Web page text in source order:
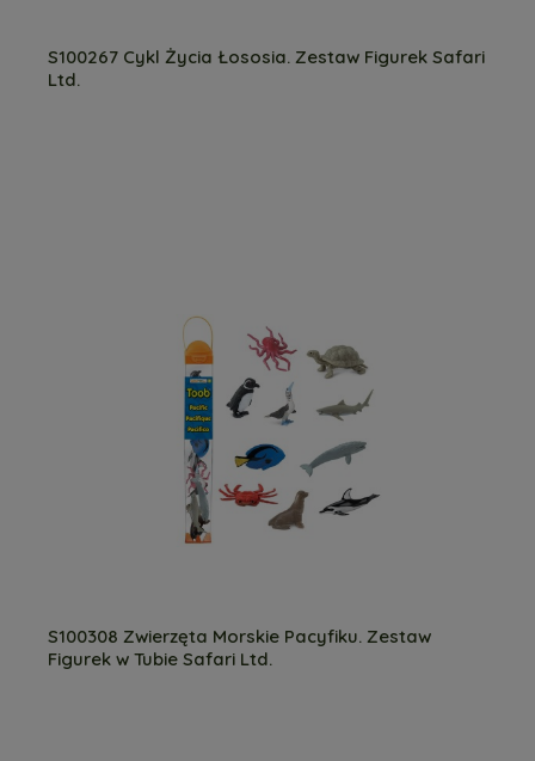
S100267 Cykl Życia Łososia. Zestaw Figurek Safari
Ltd.
S100308 Zwierzęta Morskie Pacyfiku. Zestaw
Figurek w Tubie Safari Ltd.